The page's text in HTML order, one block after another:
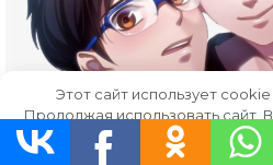
Этот сайт использует
Продолжая использовать сайт,
работу с этими